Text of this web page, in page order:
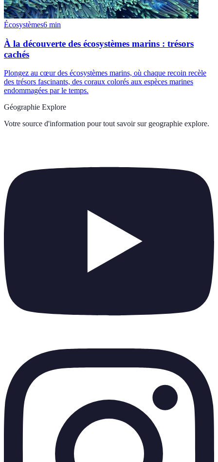
Écosystèmes6 min
À la découverte des écosystèmes marins : trésors
cachés
Plongez au cœur des écosystèmes marins, où chaque recoin recèle
des trésors fascinants, des coraux colorés aux espèces marines
endommagées par le temps.
Géographie Explore
Votre source d'information pour tout savoir sur geographie explore.